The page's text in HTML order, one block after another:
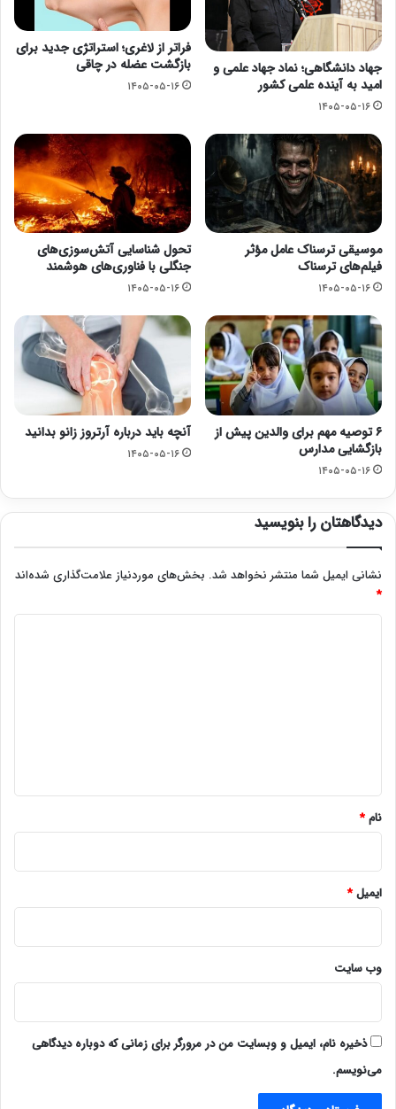
جهاد دانشگاهی؛ نماد جهاد علمی و
امید به آینده علمی کشور
۱۴۰۵-۰۵-۱۶
فراتر از لاغری؛ استراتژی جدید برای
بازگشت عضله در چاقی
۱۴۰۵-۰۵-۱۶
موسیقی ترسناک عامل مؤثر
فیلم‌های ترسناک
۱۴۰۵-۰۵-۱۶
تحول شناسایی آتش‌سوزی‌های
جنگلی با فناوری‌های هوشمند
۱۴۰۵-۰۵-۱۶
۶ توصیه مهم برای والدین پیش از
بازگشایی مدارس
۱۴۰۵-۰۵-۱۶
آنچه باید درباره آرتروز زانو بدانید
۱۴۰۵-۰۵-۱۶
دیدگاهتان را بنویسید
نشانی ایمیل شما منتشر نخواهد شد. بخش‌های موردنیاز علامت‌گذاری شده‌اند
*
نام*
ایمیل*
وب‌ سایت
ذخیره نام، ایمیل و وبسایت من در مرورگر برای زمانی که دوباره دیدگاهی
می‌نویسم.